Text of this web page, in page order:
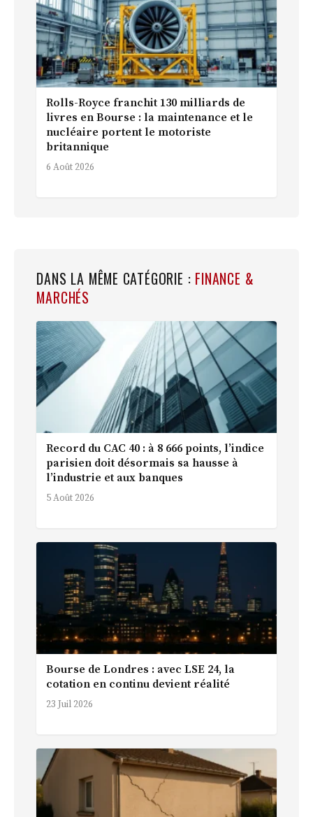
Rolls-Royce franchit 130 milliards de
livres en Bourse : la maintenance et le
nucléaire portent le motoriste
britannique
6 Août 2026
DANS LA MÊME CATÉGORIE : FINANCE &
MARCHÉS
Record du CAC 40 : à 8 666 points, l’indice
parisien doit désormais sa hausse à
l’industrie et aux banques
5 Août 2026
Bourse de Londres : avec LSE 24, la
cotation en continu devient réalité
23 Juil 2026